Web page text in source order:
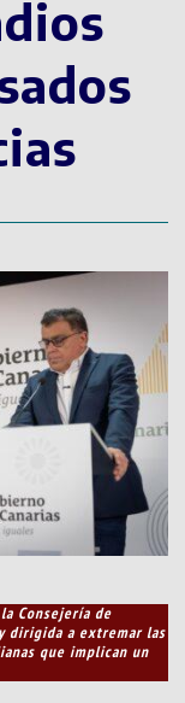
Consejería de
dirigida a extremar las
que implican un